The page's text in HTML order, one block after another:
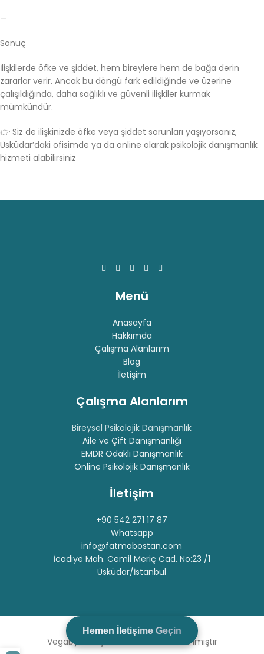
Hemen etişime Geçin
—
Sonuç
İlişkilerde öfke ve şiddet, hem bireylere hem de bağa derin
zararlar verir. Ancak bu döngü fark edildiğinde ve üzerine
çalışıldığında, daha sağlıklı ve güvenli ilişkiler kurmak
mümkündür.
👉 Siz de ilişkinizde öfke veya şiddet sorunları yaşıyorsanız,
Üsküdar’daki ofisimde ya da online olarak psikolojik danışmanlık
hizmeti alabilirsiniz
Menü
Anasayfa
Hakkımda
Çalışma Alanlarım
Blog
İletişim
Çalışma Alanlarım
Bireysel Psikolojik Danışmanlık
Aile ve Çift Danışmanlığı
EMDR Odaklı Danışmanlık
Online Psikolojik Danışmanlık
İletişim
+90 542 271 17 87
Whatsapp
info@fatmabostan.com
İcadiye Mah. Cemil Meriç Cad. No:23 /1
Üsküdar/İstanbul
Fatma BOSTAN
Vegabyte Bilişim tarafından hazırlanmıştır